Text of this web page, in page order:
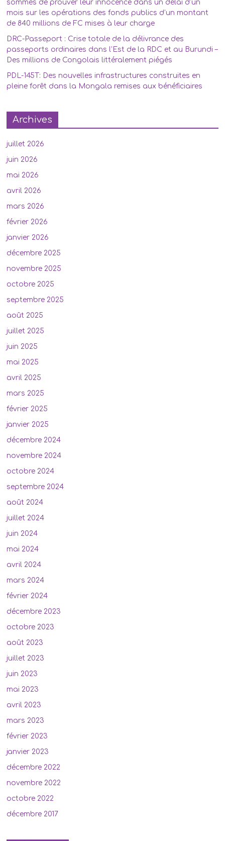
sommés de prouver leur innocence dans un délai d’un
mois sur les opérations des fonds publics d’un montant
de 840 millions de FC mises à leur charge
DRC-Passeport : Crise totale de la délivrance des
passeports ordinaires dans l’Est de la RDC et au Burundi –
Des millions de Congolais littéralement piégés
PDL-145T: Des nouvelles infrastructures construites en
pleine forêt dans la Mongala remises aux bénéficiaires
Archives
juillet 2026
juin 2026
mai 2026
avril 2026
mars 2026
février 2026
janvier 2026
décembre 2025
novembre 2025
octobre 2025
septembre 2025
août 2025
juillet 2025
juin 2025
mai 2025
avril 2025
mars 2025
février 2025
janvier 2025
décembre 2024
novembre 2024
octobre 2024
septembre 2024
août 2024
juillet 2024
juin 2024
mai 2024
avril 2024
mars 2024
février 2024
décembre 2023
octobre 2023
août 2023
juillet 2023
juin 2023
mai 2023
avril 2023
mars 2023
février 2023
janvier 2023
décembre 2022
novembre 2022
octobre 2022
décembre 2017